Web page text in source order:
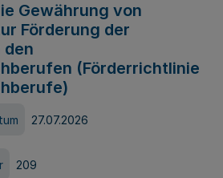
Gewährung von
Förderung der
den
(Förderrichtlinie
27.07.2026
209